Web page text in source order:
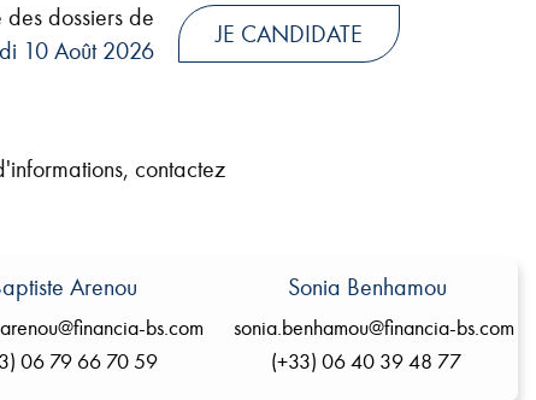
des dossiers de
10 Août 2026
JE CANDIDATE
contactez
Arenou
bs.com
06 79 66 70 59
Sonia Benhamou
sonia.benhamou@financia-bs.com
(+33) 06 40 39 48 77